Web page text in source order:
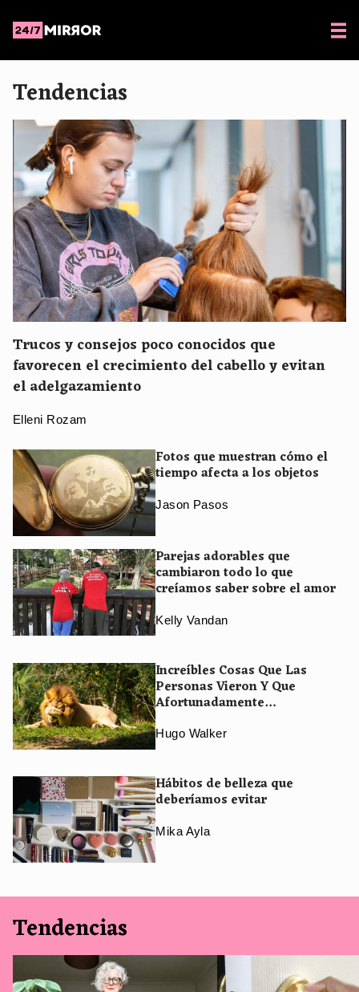
Tendencias
Trucos y consejos poco conocidos que
favorecen el crecimiento del cabello y evitan
el adelgazamiento
Elleni Rozam
Fotos que muestran cómo el
tiempo afecta a los objetos
Jason Pasos
Parejas adorables que
cambiaron todo lo que
creíamos saber sobre el amor
Kelly Vandan
Increíbles Cosas Que Las
Personas Vieron Y Que
Afortunadamente
Hugo Walker
Hábitos de belleza que
deberíamos evitar
Mika Ayla
Tendencias